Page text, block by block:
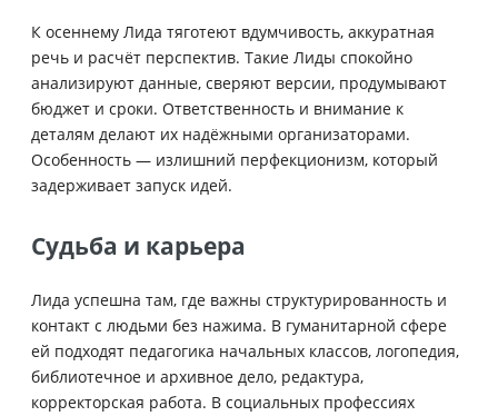
К осеннему Лида тяготеют вдумчивость, аккуратная
речь и расчёт перспектив. Такие Лиды спокойно
анализируют данные, сверяют версии, продумывают
бюджет и сроки. Ответственность и внимание к
деталям делают их надёжными организаторами.
Особенность — излишний перфекционизм, который
задерживает запуск идей.
Судьба и карьера
Лида успешна там, где важны структурированность и
контакт с людьми без нажима. В гуманитарной сфере
ей подходят педагогика начальных классов, логопедия,
библиотечное и архивное дело, редактура,
корректорская работа. В социальных профессиях